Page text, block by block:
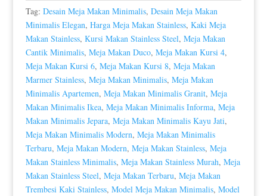
Tag: Desain Meja Makan Minimalis, Desain Meja Makan
Minimalis Elegan, Harga Meja Makan Stainless, Kaki Meja
Makan Stainless, Kursi Makan Stainless Steel, Meja Makan
Cantik Minimalis, Meja Makan Duco, Meja Makan Kursi 4,
Meja Makan Kursi 6, Meja Makan Kursi 8, Meja Makan
Marmer Stainless, Meja Makan Minimalis, Meja Makan
Minimalis Apartemen, Meja Makan Minimalis Granit, Meja
Makan Minimalis Ikea, Meja Makan Minimalis Informa, Meja
Makan Minimalis Jepara, Meja Makan Minimalis Kayu Jati,
Meja Makan Minimalis Modern, Meja Makan Minimalis
Terbaru, Meja Makan Modern, Meja Makan Stainless, Meja
Makan Stainless Minimalis, Meja Makan Stainless Murah, Meja
Makan Stainless Steel, Meja Makan Terbaru, Meja Makan
Trembesi Kaki Stainless, Model Meja Makan Minimalis, Model